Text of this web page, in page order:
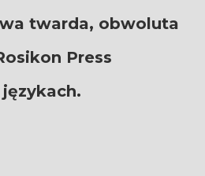
twarda, obwoluta
Press